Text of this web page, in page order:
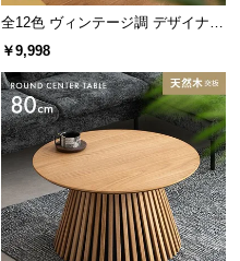
全12色 ヴィンテージ調 デザイナー
ズシェルチェア
￥9,998